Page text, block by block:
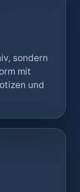
sondern
mit
und